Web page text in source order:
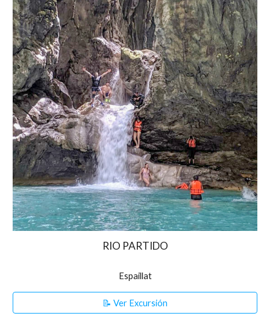
RIO PARTIDO
Espaillat
📝 Ver Excursión